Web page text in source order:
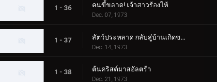
1 - 36 คนขี้ขลาด! เจ้าสาวร้องไห้
Dec. 07, 1973
1 - 37 สัตว์ประหลาด กลับสู่บ้านเกิดของคุณ!
Dec. 14, 1973
1 - 38 ต้นคริสต์มาสอัลตร้า
Dec. 21, 1973